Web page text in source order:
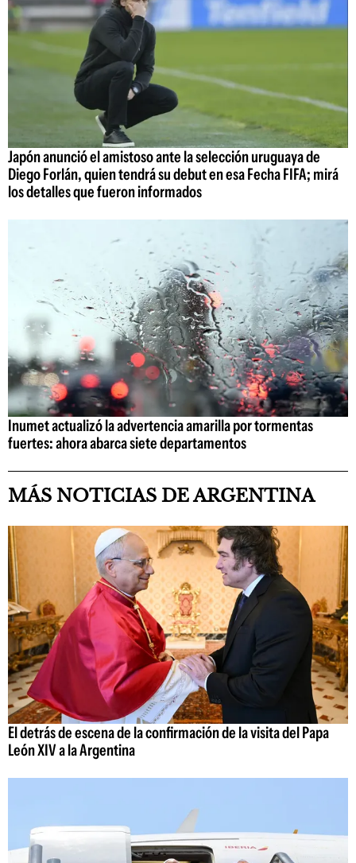
Japón anunció el amistoso ante la selección uruguaya de
Diego Forlán, quien tendrá su debut en esa Fecha FIFA; mirá
los detalles que fueron informados
Inumet actualizó la advertencia amarilla por tormentas
fuertes: ahora abarca siete departamentos
MÁS NOTICIAS DE ARGENTINA
El detrás de escena de la confirmación de la visita del Papa
León XIV a la Argentina